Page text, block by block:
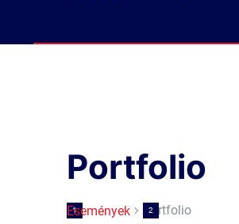
Portfolio
Események Portfolio